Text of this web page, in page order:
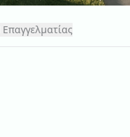
Επαγγελματίας